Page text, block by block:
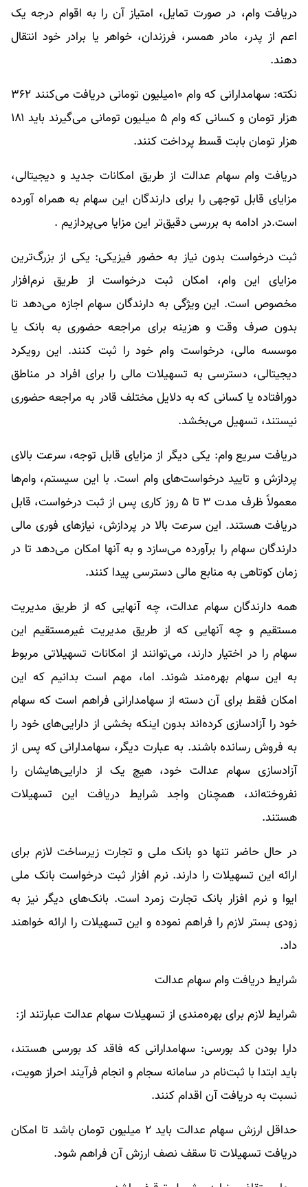
دریافت وام، در صورت تمایل، امتیاز آن را به اقوام درجه یک
اعم از پدر، مادر همسر، فرزندان، خواهر یا برادر خود انتقال
دهند.
نکته: سهامدارانی که وام ۱۰میلیون تومانی دریافت می‌کنند ۳۶۲
هزار تومان و کسانی که وام ۵ میلیون تومانی می‌گیرند باید ۱۸۱
هزار تومان بابت قسط پرداخت ‌کنند.
دریافت وام سهام عدالت از طریق امکانات جدید و دیجیتالی،
مزایای قابل توجهی را برای دارندگان این سهام به همراه آورده
است.در ادامه به بررسی دقیق‌تر این مزایا می‌پردازیم .
ثبت درخواست بدون نیاز به حضور فیزیکی: یکی از بزرگ‌ترین
مزایای این وام، امکان ثبت درخواست از طریق نرم‌افزار
مخصوص است. این ویژگی به دارندگان سهام اجازه می‌دهد تا
بدون صرف وقت و هزینه برای مراجعه حضوری به بانک یا
موسسه مالی، درخواست وام خود را ثبت کنند. این رویکرد
دیجیتالی، دسترسی به تسهیلات مالی را برای افراد در مناطق
دورافتاده یا کسانی که به دلایل مختلف قادر به مراجعه حضوری
نیستند، تسهیل می‌بخشد.
دریافت سریع وام: یکی دیگر از مزایای قابل توجه، سرعت بالای
پردازش و تایید درخواست‌های وام است. با این سیستم، وام‌ها
معمولاً ظرف مدت ۳ تا ۵ روز کاری پس از ثبت درخواست، قابل
دریافت هستند. این سرعت بالا در پردازش، نیازهای فوری مالی
دارندگان سهام را برآورده می‌سازد و به آنها امکان می‌دهد تا در
زمان کوتاهی به منابع مالی دسترسی پیدا کنند.
همه دارندگان سهام عدالت، چه آنهایی که از طریق مدیریت
مستقیم و چه آنهایی که از طریق مدیریت غیرمستقیم این
سهام را در اختیار دارند، می‌توانند از امکانات تسهیلاتی مربوط
به این سهام بهره‌مند شوند. اما، مهم است بدانیم که این
امکان فقط برای آن دسته از سهامدارانی فراهم است که سهام
خود را آزادسازی کرده‌اند بدون اینکه بخشی از دارایی‌های خود را
به فروش رسانده باشند. به عبارت دیگر، سهامدارانی که پس از
آزادسازی سهام عدالت خود، هیچ یک از دارایی‌هایشان را
نفروخته‌اند، همچنان واجد شرایط دریافت این تسهیلات
هستند.
در حال حاضر تنها دو بانک ملی و تجارت زیرساخت لازم برای
ارائه این تسهیلات را دارند. نرم افزار ثبت درخواست بانک ملی
ایوا و نرم افزار بانک تجارت زمرد است. بانک‌های دیگر نیز به
زودی بستر لازم را فراهم نموده و این تسهیلات را ارائه خواهند
داد.
شرایط دریافت وام سهام عدالت
شرایط لازم برای بهره‌مندی از تسهیلات سهام عدالت عبارتند از:
دارا بودن کد بورسی: سهامدارانی که فاقد کد بورسی هستند،
باید ابتدا با ثبت‌نام در سامانه سجام و انجام فرآیند احراز هویت،
نسبت به دریافت آن اقدام کنند.
حداقل ارزش سهام عدالت باید ۲ میلیون تومان باشد تا امکان
دریافت تسهیلات تا سقف نصف ارزش آن فراهم شود.